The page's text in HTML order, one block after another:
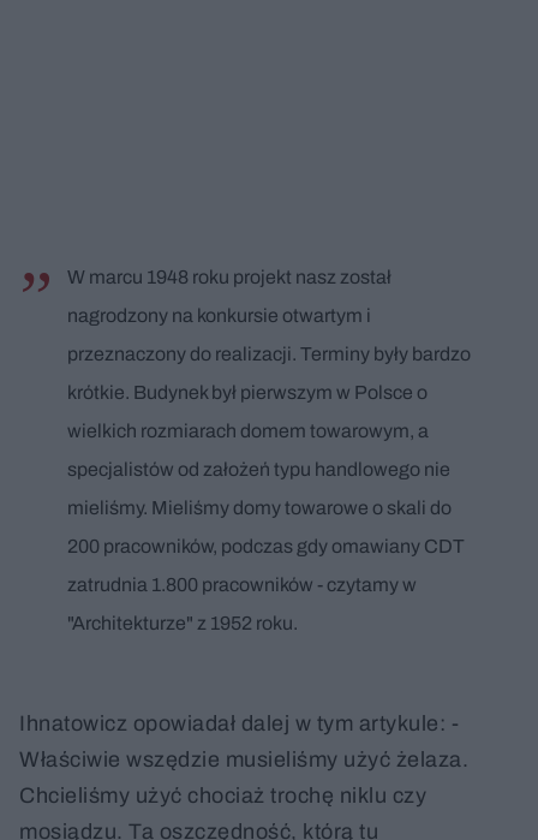
W marcu 1948 roku projekt nasz został
nagrodzony na konkursie otwartym i
przeznaczony do realizacji. Terminy były bardzo
krótkie. Budynek był pierwszym w Polsce o
wielkich rozmiarach domem towarowym, a
specjalistów od założeń typu handlowego nie
mieliśmy. Mieliśmy domy towarowe o skali do
200 pracowników, podczas gdy omawiany CDT
zatrudnia 1.800 pracowników - czytamy w
"Architekturze" z 1952 roku.
Ihnatowicz opowiadał dalej w tym artykule: -
Właściwie wszędzie musieliśmy użyć żelaza.
Chcieliśmy użyć chociaż trochę niklu czy
mosiądzu. Ta oszczędność, którą tu